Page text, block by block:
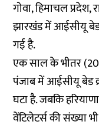
गोवा, हिमाचल
झारखंड में आईसीयू
गई है.
एक साल के भीतर
पंजाब में आईसीयू बेड
घटा है. जबकि
वेंटिलेटर्स की संख्या